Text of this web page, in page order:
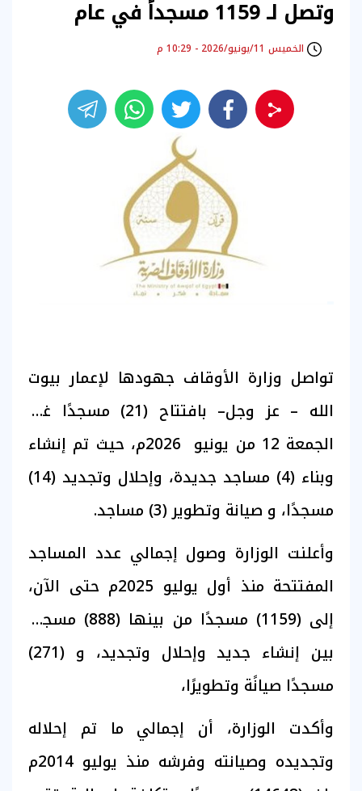
وتصل لـ 1159 مسجداً في عام
الخميس 11/يونيو/2026 - 10:29 م
تواصل وزارة الأوقاف جهودها لإعمار بيوت
الله – عز وجل– بافتتاح (21) مسجدًا غدًا
الجمعة 12 من يونيو 2026م، حيث تم إنشاء
وبناء (4) مساجد جديدة، وإحلال وتجديد (14)
مسجدًا، و صيانة وتطوير (3) مساجد.
وأعلنت الوزارة وصول إجمالي عدد المساجد
المفتتحة منذ أول يوليو 2025م حتى الآن،
إلى (1159) مسجدًا من بينها (888) مسجدًا
بين إنشاء جديد وإحلال وتجديد، و (271)
مسجدًا صيانًة وتطويرًا،
وأكدت الوزارة، أن إجمالي ما تم إحلاله
وتجديده وصيانته وفرشه منذ يوليو 2014م